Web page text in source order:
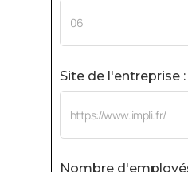
Site de l'entreprise :
Nombre